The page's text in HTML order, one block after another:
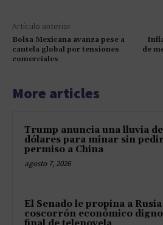
Artículo anterior
Bolsa Mexicana avanza pese a
cautela global por tensiones
comerciales
de
More articles
Trump anuncia una lluvia de
dólares para minar sin
permiso a China
agosto 7, 2026
El Senado le propina a
coscorrón económico